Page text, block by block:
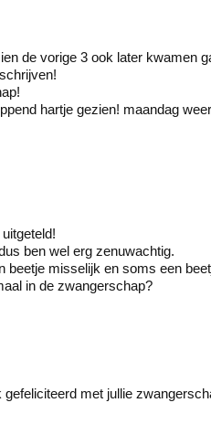
de vorige 3 ook later kwamen
hartje gezien! maandag
ben wel erg zenuwachtig.
beetje misselijk en soms een
in de zwangerschap?
met jullie